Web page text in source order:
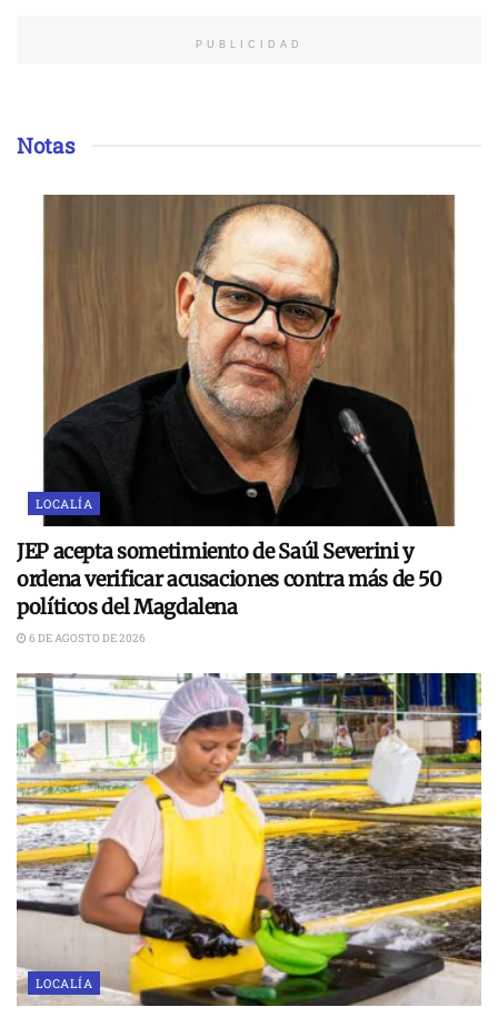
PUBLICIDAD
Notas
LOCALÍA
JEP acepta sometimiento de Saúl Severini y
ordena verificar acusaciones contra más de 50
políticos del Magdalena
6 DE AGOSTO DE 2026
LOCALÍA